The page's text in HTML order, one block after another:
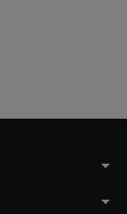
arrow_drop_down
arrow_drop_down